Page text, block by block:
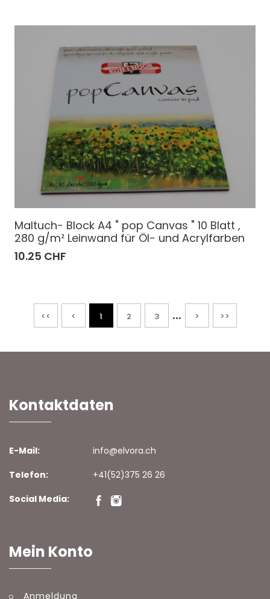
Maltuch- Block A4 " pop Canvas " 10 Blatt ,
280 g/m² Leinwand für Öl- und Acrylfarben
10.25 CHF
<< < 1 2 3 ... > >>
Kontaktdaten
E-Mail:
info@elvora.ch
Telefon:
+41(52)375 26 26
Social Media:
Mein Konto
Anmeldung